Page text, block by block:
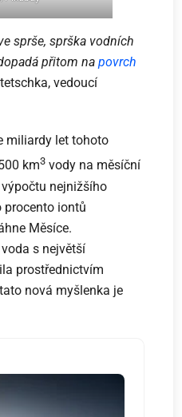
sprše, sprška vodních
přitom napovrch
vedoucí
miliardy let tohoto
km3 vody na měsíční
nejnižšího
procento iontů
Měsíce.
s největší
prostřednictvím
nová myšlenka je